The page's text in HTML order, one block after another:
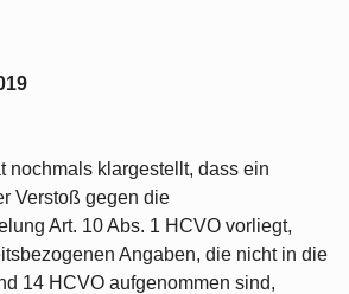
nochmals klargestellt, dass ein
Verstoß gegen die
Art. 10 Abs. 1 HCVO vorliegt,
Angaben, die nicht in die
14 HCVO aufgenommen sind,